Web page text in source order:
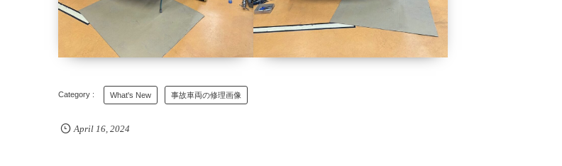
What's New 事故車両の修理画像
April 16, 2024